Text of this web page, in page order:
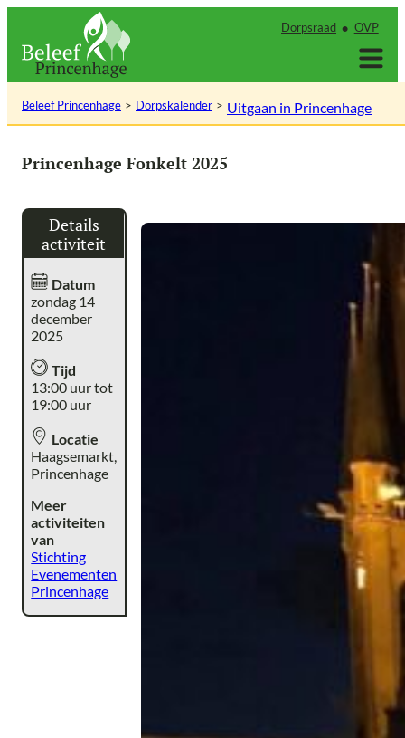
inhoud
Dorpsraad OVP
Beleef Princenhage Dorpskalender Uitgaan in Princenhage
Princenhage Fonkelt 2025
Details
activiteit
Datum
zondag 14
december
2025
Tijd
13:00 uur tot
19:00 uur
Locatie
Haagsemarkt,
Princenhage
Meer
activiteiten
van
Stichting
Evenementen
Princenhage